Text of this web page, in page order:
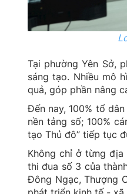
Tại phường Yên Sở,
sáng tạo. Nhiều mô
quả, góp phần nâng
Đến nay, 100% tổ
nền tảng số; 100%
tạo Thủ đô” tiếp tục
Không chỉ ở từng
thi đua số 3 của
Đông Ngạc, Thượng